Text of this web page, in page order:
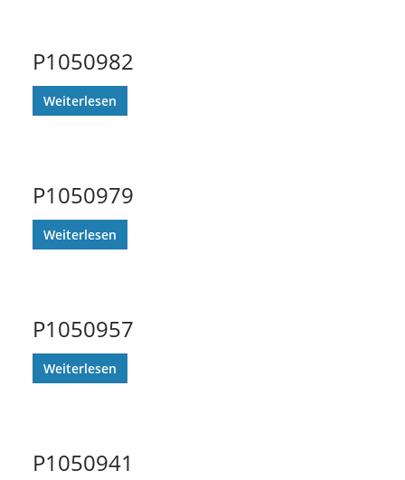
P1050982
Weiterlesen
P1050979
Weiterlesen
P1050957
Weiterlesen
P1050941